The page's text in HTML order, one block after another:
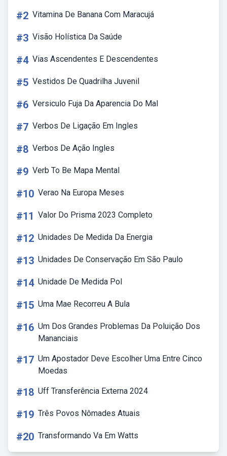
#2 Vitamina De Banana Com Maracujá
#3 Visão Holística Da Saúde
#4 Vias Ascendentes E Descendentes
#5 Vestidos De Quadrilha Juvenil
#6 Versiculo Fuja Da Aparencia Do Mal
#7 Verbos De Ligação Em Ingles
#8 Verbos De Ação Ingles
#9 Verb To Be Mapa Mental
#10 Verao Na Europa Meses
#11 Valor Do Prisma 2023 Completo
#12 Unidades De Medida Da Energia
#13 Unidades De Conservação Em São Paulo
#14 Unidade De Medida Pol
#15 Uma Mae Recorreu A Bula
#16 Um Dos Grandes Problemas Da Poluição Dos
Mananciais
#17 Um Apostador Deve Escolher Uma Entre Cinco
Moedas
#18 Uff Transferência Externa 2024
#19 Três Povos Nômades Atuais
#20 Transformando Va Em Watts